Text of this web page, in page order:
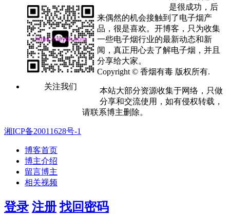
关注我们
是很成功，后
来偶然的机会接触到了电子烟产
品，很是喜欢。开博客，只为收集
一些电子烟行业的最新动态和新
闻，真正用心去了解电子烟，并且
分享给大家。
Copyright © 香烟有毒 版权所有.
本站大部分资源收集于网络，只做
分享和交流使用，如有侵权转载，
请联系博主删除。
湘ICP备20011628号-1
博客首页
博主介绍
留言博主
相关视频
登录 注册 找回密码